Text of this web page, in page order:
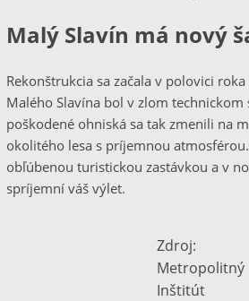
Malý Slavín má nový
Rekonštrukcia sa začala v polovici
Malého Slavína bol v zlom technickom
poškodené ohniská sa tak zmenili na
okolitého lesa s príjemnou
obľúbenou turistickou zastávkou a v
spríjemní váš výlet.
Zdroj:
Metropolitný
Inštitút